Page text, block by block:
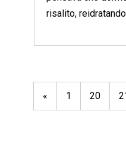
risalito,
« 1 20